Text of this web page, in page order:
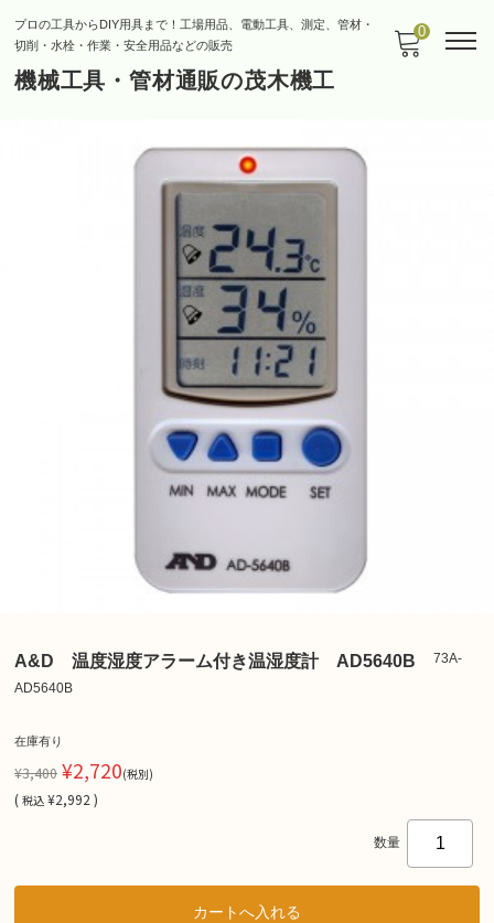
プロの工具からDIY用具まで！工場用品、電動工具、測定、管材・
切削・水栓・作業・安全用品などの販売
機械工具・管材通販の茂木機工
0
A&D 温度湿度アラーム付き温湿度計 AD5640B
73A-
AD5640B
在庫有り
¥3,400 ¥2,720(税別)
( 税込 ¥2,992 )
数量